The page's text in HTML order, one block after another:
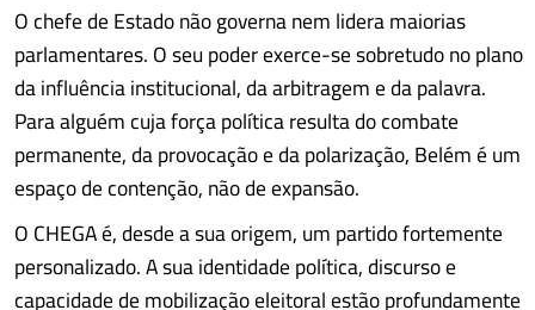
O chefe de Estado não governa nem lidera maiorias
parlamentares. O seu poder exerce-se sobretudo no plano
da influência institucional, da arbitragem e da palavra.
Para alguém cuja força política resulta do combate
permanente, da provocação e da polarização, Belém é um
espaço de contenção, não de expansão.
O CHEGA é, desde a sua origem, um partido fortemente
personalizado. A sua identidade política, discurso e
capacidade de mobilização eleitoral estão profundamente